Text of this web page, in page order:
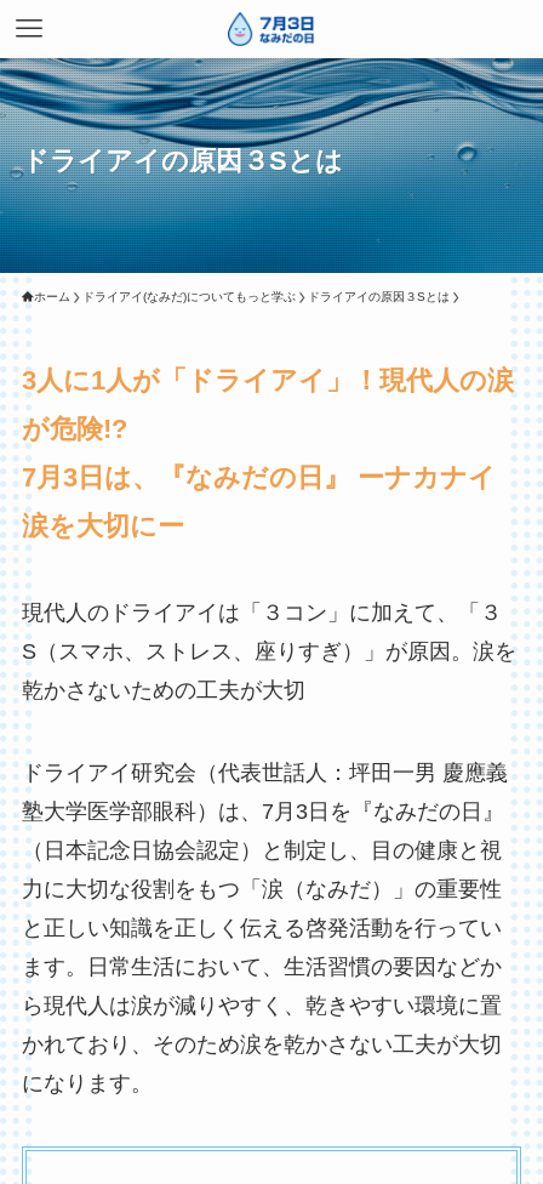
ドライアイの原因３Sとは
ホーム ドライアイ(なみだ)についてもっと学ぶ ドライアイの原因３Sとは
3人に1人が「ドライアイ」！現代人の涙
が危険!?
7月3日は、『なみだの日』 ーナカナイ
涙を大切にー
現代人のドライアイは「３コン」に加えて、「３
S（スマホ、ストレス、座りすぎ）」が原因。涙を
乾かさないための工夫が大切
ドライアイ研究会（代表世話人：坪田一男 慶應義
塾大学医学部眼科）は、7月3日を『なみだの日』
（日本記念日協会認定）と制定し、目の健康と視
力に大切な役割をもつ「涙（なみだ）」の重要性
と正しい知識を正しく伝える啓発活動を行ってい
ます。日常生活において、生活習慣の要因などか
ら現代人は涙が減りやすく、乾きやすい環境に置
かれており、そのため涙を乾かさない工夫が大切
になります。